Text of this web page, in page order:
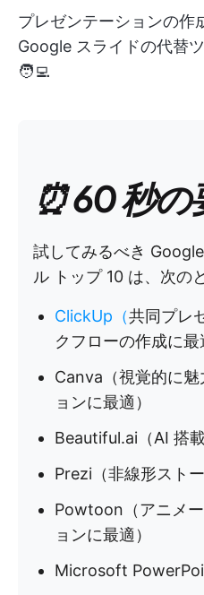
プレゼンテーションの作
Google スライドの代替
🧑‍💻
⏰ 60 秒の
試してみるべき
ル トップ 10 は、次の
ClickUp（共同プレ
クフローの作成に最
Canva（視覚的に
ョンに最適）
Beautiful.ai（AI 搭
Prezi（非線形スト
Powtoon（アニメ
ョンに最適）
Microsoft